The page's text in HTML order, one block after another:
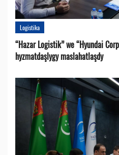
Logistika
“Hazar Logistik” we “Hyundai
hyzmatdaşlygy maslahatlaşdy